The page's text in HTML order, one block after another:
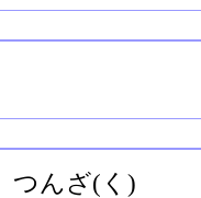
つんざ(く)